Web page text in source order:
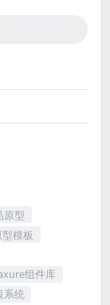
原型
模板
组件库
系统